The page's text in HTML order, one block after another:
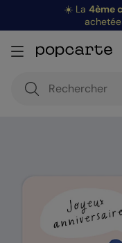
☀️ La 4ème